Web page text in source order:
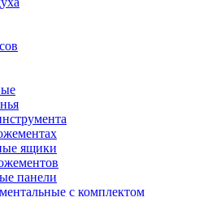
ящики
панели
с комплектом